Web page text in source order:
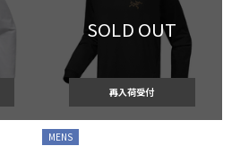
SOLD OUT
再入荷受付
MENS